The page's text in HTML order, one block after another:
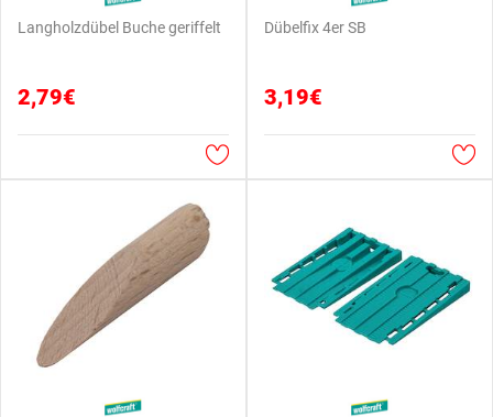
Langholzdübel Buche geriffelt
2,79€
Dübelfix 4er SB
3,19€